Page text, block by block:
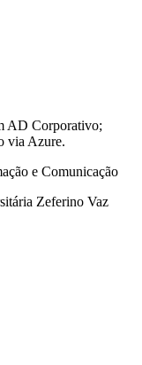
AD Corporativo;
via Azure.
e Comunicação
Zeferino Vaz